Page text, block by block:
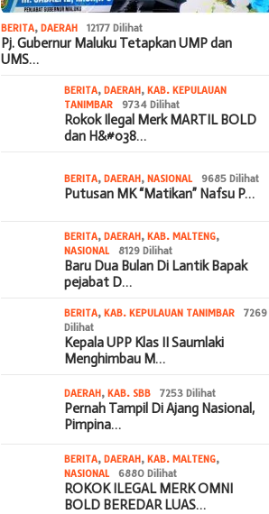
BERITA,DAERAH 12177 Dilihat
Pj. Gubernur Maluku Tetapkan UMP dan
UMS…
BERITA,DAERAH,KAB. KEPULAUAN
TANIMBAR
9734 Dilihat
Rokok Ilegal Merk MARTIL BOLD
dan H&#038…
BERITA,DAERAH,NASIONAL 9685 Dilihat
Putusan MK “Matikan” Nafsu P…
BERITA,DAERAH,KAB. MALTENG,
NASIONAL
8129 Dilihat
Baru Dua Bulan Di Lantik Bapak
pejabat D…
BERITA,KAB. KEPULAUAN TANIMBAR
7269
Dilihat
Kepala UPP Klas II Saumlaki
Menghimbau M…
DAERAH,KAB. SBB 7253 Dilihat
Pernah Tampil Di Ajang Nasional,
Pimpina…
BERITA,DAERAH,KAB. MALTENG,
NASIONAL
6880 Dilihat
ROKOK ILEGAL MERK OMNI
BOLD BEREDAR LUAS…